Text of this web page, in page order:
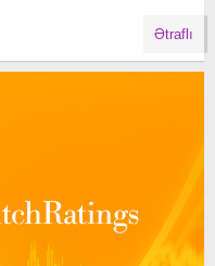
Ətraflı